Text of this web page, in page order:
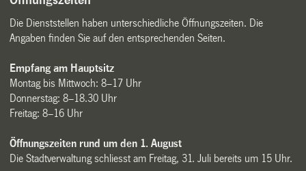
Die Dienststellen haben unterschiedliche Öffnungszeiten. Die
Angaben finden Sie auf den entsprechenden Seiten.
Empfang am Hauptsitz
Montag bis Mittwoch: 8–17 Uhr
Donnerstag: 8–18.30 Uhr
Freitag: 8–16 Uhr
Öffnungszeiten rund um den 1. August
Die Stadtverwaltung schliesst am Freitag, 31. Juli bereits um 15 Uhr.